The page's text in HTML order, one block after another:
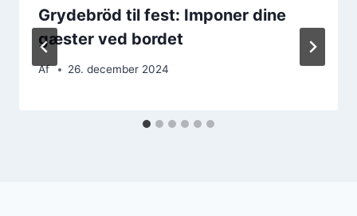
Grydebröd til fest: Imponer dine
gæster ved bordet
Af 26. december 2024